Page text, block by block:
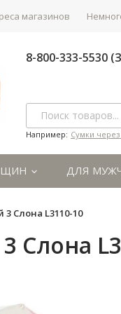
магазинов
8-800-333-5530
Например: Сумки
ДЛЯ
Cлона L3110-10
Cлона